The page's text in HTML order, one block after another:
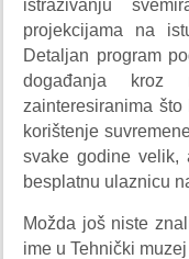
istraživanju
projekcijama na
Detaljan program
događanja kroz
zainteresiranima
korištenje
svake godine velik,
besplatnu ulaznicu
Možda još niste
ime u Tehnički